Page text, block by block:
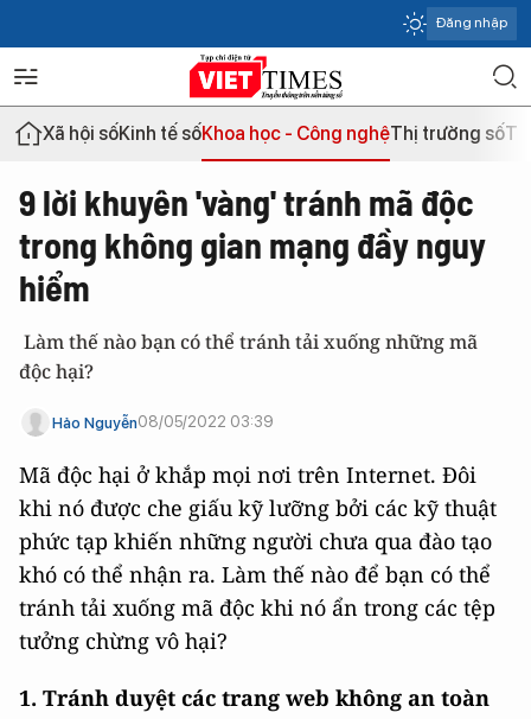
Đăng nhập
Xã hội sốKinh tế sốKhoa học - Công nghệThị trường số
9 lời khuyên 'vàng' tránh mã độc
trong không gian mạng đầy nguy
hiểm
Làm thế nào bạn có thể tránh tải xuống những mã
độc hại?
Hảo Nguyễn08/05/2022 03:39
Mã độc hại ở khắp mọi nơi trên Internet. Đôi
khi nó được che giấu kỹ lưỡng bởi các kỹ thuật
phức tạp khiến những người chưa qua đào tạo
khó có thể nhận ra. Làm thế nào để bạn có thể
tránh tải xuống mã độc khi nó ẩn trong các tệp
tưởng chừng vô hại?
1. Tránh duyệt các trang web không an toàn